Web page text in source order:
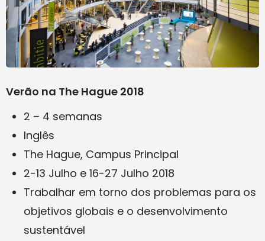
Verão na The Hague 2018
2 – 4 semanas
Inglês
The Hague, Campus Principal
2-13 Julho e 16-27 Julho 2018
Trabalhar em torno dos problemas para os
objetivos globais e o desenvolvimento
sustentável